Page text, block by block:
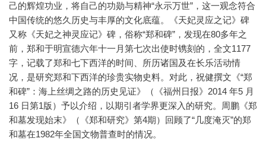
己的辉煌功业，将自己的功勋与精神“永示万世”，这一观念符合
中国传统的悠久历史与丰厚的文化底蕴。《天妃灵应之记》碑
又称《天妃之神灵应记》碑，俗称“郑和碑”，发现在80多年之
前，郑和于明宣德六年十一月第七次出使时镌刻的，全文1177
字，记载了郑和七下西洋的时间、所历诸国及在长乐活动情
况，是研究郑和下西洋的珍贵实物史料。对此，祝健撰文《“郑
和碑”：海上丝绸之路的历史见证》（《福州日报》2014 年5 月
16 日第1版）予以介绍，以期引者学界更深入的研究。周鹏《郑
和墓发现始末》（《郑和研究》第4期）回顾了“几度淹灭”的郑
和墓在1982年全国文物普查时的情况。